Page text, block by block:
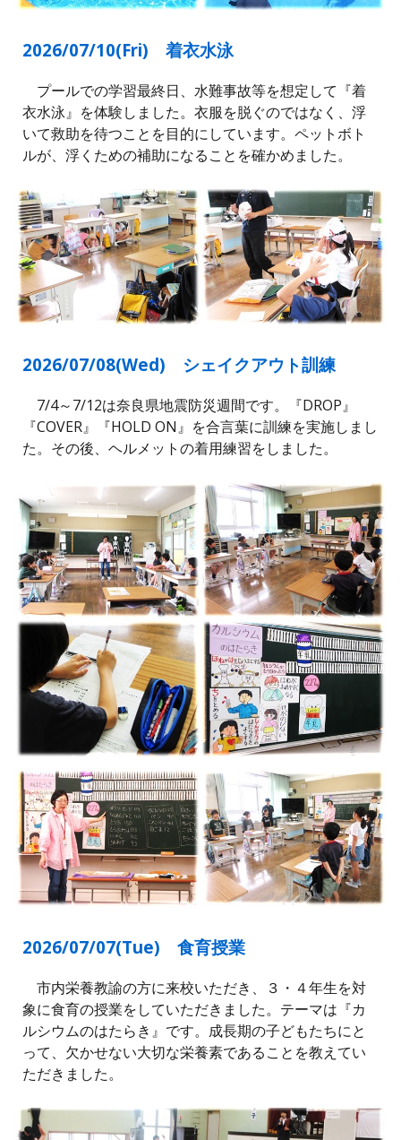
2026/07/10(Fri) 着衣水泳
プールでの学習最終日、水難事故等を想定して『着
衣水泳』を体験しました。衣服を脱ぐのではなく、浮
いて救助を待つことを目的にしています。ペットボト
ルが、浮くための補助になることを確かめました。
2026/07/08(Wed) シェイクアウト訓練
7/4～7/12は奈良県地震防災週間です。『DROP』
『COVER』『HOLD ON』を合言葉に訓練を実施しまし
た。その後、ヘルメットの着用練習をしました。
2026/07/07(Tue)食育授業
市内栄養教諭の方に来校いただき、３・４年生を対
象に食育の授業をしていただきました。テーマは『カ
ルシウムのはたらき』です。成長期の子どもたちにと
って、欠かせない大切な栄養素であることを教えてい
ただきました。